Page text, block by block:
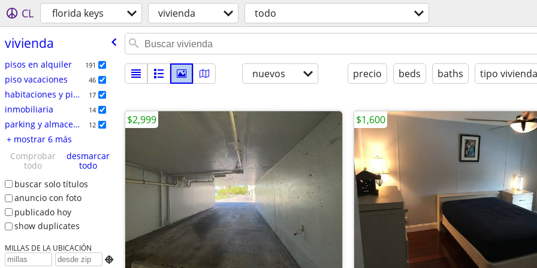
CL florida keys vivienda todo
vivienda
pisos en alquiler 191
piso vacaciones 46
habitaciones y pisos compartidos 17
inmobiliaria 14
parking y almacenamiento 12
+ mostrar 6 más
Comprobar
todo
desmarcar
todo
buscar solo títulos
anuncio con foto
publicado hoy
show duplicates
MILLAS DE LA UBICACIÓN

nuevos precio beds baths tipo vivienda
$2,999 $1,600